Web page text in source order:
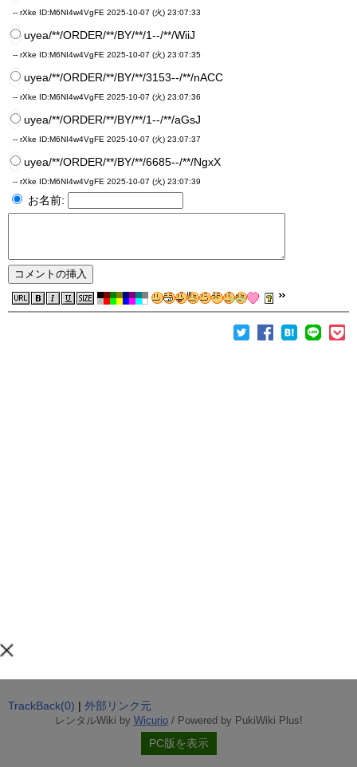
-- rXke ID:M6NI4w4VgFE 2025-10-07 (火) 23:07:33
uyea/**/ORDER/**/BY/**/1--/**/WiiJ
-- rXke ID:M6NI4w4VgFE 2025-10-07 (火) 23:07:35
uyea/**/ORDER/**/BY/**/3153--/**/nACC
-- rXke ID:M6NI4w4VgFE 2025-10-07 (火) 23:07:36
uyea/**/ORDER/**/BY/**/1--/**/aGsJ
-- rXke ID:M6NI4w4VgFE 2025-10-07 (火) 23:07:37
uyea/**/ORDER/**/BY/**/6685--/**/NgxX
-- rXke ID:M6NI4w4VgFE 2025-10-07 (火) 23:07:39
お名前:
TrackBack(0) | 外部リンク元
レンタルWiki by Wicurio/ Powered by PukiWiki Plus!
PC版を表示